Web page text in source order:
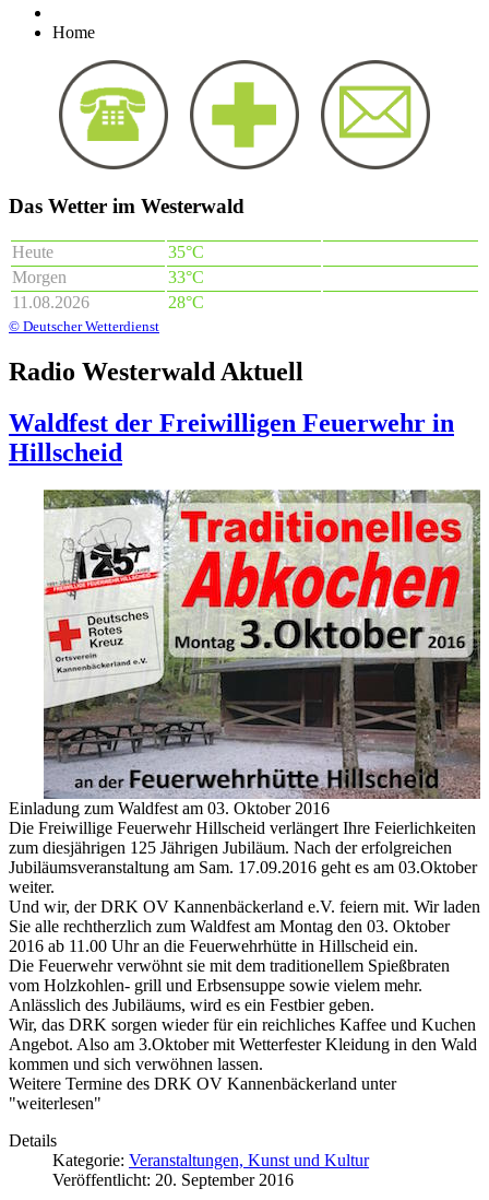
Home
Das Wetter im Westerwald
Heute
35°C
Morgen
33°C
11.08.2026
28°C
© Deutscher Wetterdienst
Radio Westerwald Aktuell
Waldfest der Freiwilligen Feuerwehr in
Hillscheid
Einladung zum Waldfest am 03. Oktober 2016
Die Freiwillige Feuerwehr Hillscheid verlängert Ihre Feierlichkeiten
zum diesjährigen 125 Jährigen Jubiläum. Nach der erfolgreichen
Jubiläumsveranstaltung am Sam. 17.09.2016 geht es am 03.Oktober
weiter.
Und wir, der DRK OV Kannenbäckerland e.V. feiern mit. Wir laden
Sie alle rechtherzlich zum Waldfest am Montag den 03. Oktober
2016 ab 11.00 Uhr an die Feuerwehrhütte in Hillscheid ein.
Die Feuerwehr verwöhnt sie mit dem traditionellem Spießbraten
vom Holzkohlen- grill und Erbsensuppe sowie vielem mehr.
Anlässlich des Jubiläums, wird es ein Festbier geben.
Wir, das DRK sorgen wieder für ein reichliches Kaffee und Kuchen
Angebot. Also am 3.Oktober mit Wetterfester Kleidung in den Wald
kommen und sich verwöhnen lassen.
Weitere Termine des DRK OV Kannenbäckerland unter
"weiterlesen"
Details
Kategorie: Veranstaltungen, Kunst und Kultur
Veröffentlicht: 20. September 2016